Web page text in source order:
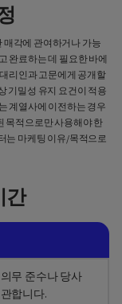
매각에 관여하거나 가능
완료하는 데 필요한 바에
리인과 고문에게 공개할
기밀성 유지 요건이 적용
계열사에 이전하는 경우
목적으로만 사용해야 한
는 마케팅 이유/목적으로
간
무 준수나 당사
합니다.